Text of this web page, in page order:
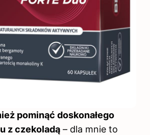
pominąć doskonałego
z czekoladą – dla mnie to